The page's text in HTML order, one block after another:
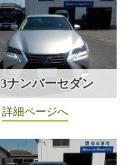
3ナンバーセダン
詳細ページへ